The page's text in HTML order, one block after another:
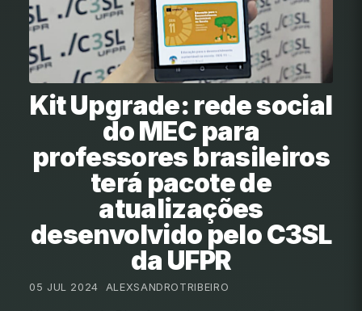
Kit Upgrade: rede social
do MEC para
professores brasileiros
terá pacote de
atualizações
desenvolvido pelo C3SL
da UFPR
05 JUL 2024 ALEXSANDROTRIBEIRO